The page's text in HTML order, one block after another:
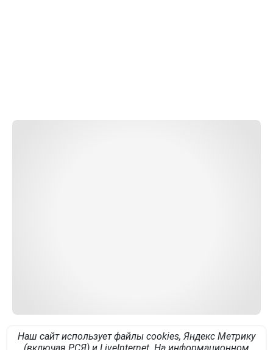
Наш сайт использует файлы cookies, Яндекс Метрику